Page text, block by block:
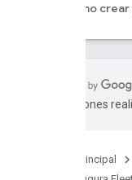
Cómo
traducciones
Página principal